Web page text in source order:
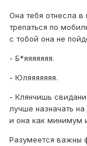
делом , а все
Она тебя отнесла
трепаться по
с тобой она не
- Б*яяяяяяя.
- Юляяяяяяя.
- Клянчишь
лучше назначать
и она как минимум
Разумеется важны